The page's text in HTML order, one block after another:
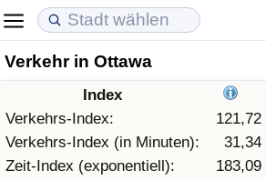
Verkehr in Ottawa
Index
Verkehrs-Index:
121,72
Verkehrs-Index (in Minuten):
31,34
Zeit-Index (exponentiell):
183,09
Lebenshaltungskosten
Lebenshaltungskosten-Index (aktuell)
Lebenshaltungskosten-Index
Immobilienpreise
Immobilienpreis-Index (aktuell)
Immobilienpreis-Index
Lebensqualität
Lebensqualität-Index
Lebensqualität-Index (aktuell)